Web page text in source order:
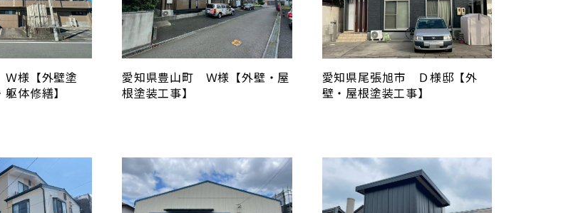
様【外壁塗
体修繕】
愛知県豊山町 Ｗ様【外壁・屋
根塗装工事】
愛知県尾張旭市 Ｄ様邸【外
壁・屋根塗装工事】